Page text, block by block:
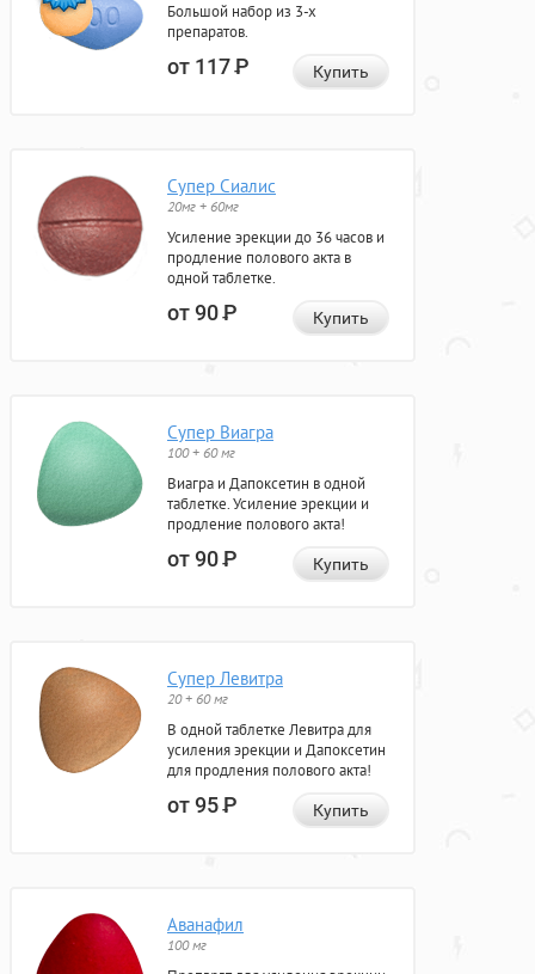
Большой набор из 3-х
препаратов.
от 117Р Купить
Супер Сиалис
20мг + 60мг
Усиление эрекции до 36 часов и
продление полового акта в
одной таблетке.
от 90Р Купить
Супер Виагра
100 + 60 мг
Виагра и Дапоксетин в одной
таблетке. Усиление эрекции и
продление полового акта!
от 90Р Купить
Супер Левитра
20 + 60 мг
В одной таблетке Левитра для
усиления эрекции и Дапоксетин
для продления полового акта!
от 95Р Купить
Аванафил
100 мг